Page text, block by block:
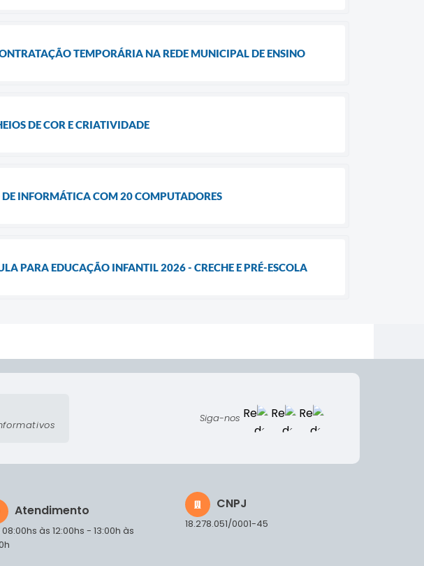
TEMPORÁRIA NA REDE MUNICIPAL DE ENSINO
DE COR E CRIATIVIDADE
INFORMÁTICA COM 20 COMPUTADORES
PARA EDUCAÇÃO INFANTIL 2026 - CRECHE E PRÉ-ESCOLA
Siga-nos
Atendimento
às 12:00hs - 13:00h às
CNPJ
18.278.051/0001-45